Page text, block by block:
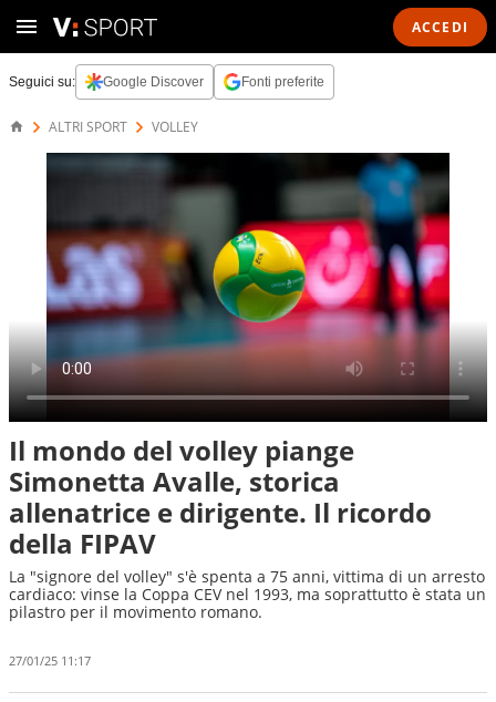
ACCEDI
Seguici su: Google Discover Fonti preferite
ALTRI SPORT VOLLEY
Il mondo del volley piange
Simonetta Avalle, storica
allenatrice e dirigente. Il ricordo
della FIPAV
La "signore del volley" s'è spenta a 75 anni, vittima di un arresto
cardiaco: vinse la Coppa CEV nel 1993, ma soprattutto è stata un
pilastro per il movimento romano.
27/01/25 11:17